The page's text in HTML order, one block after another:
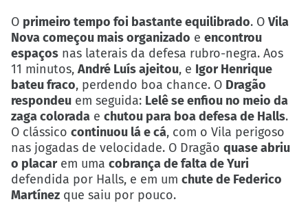
O primeiro tempo foi bastante equilibrado. O Vila
Nova começou mais organizado e encontrou
espaços nas laterais da defesa rubro-negra. Aos
11 minutos, André Luís ajeitou, e Igor Henrique
bateu fraco, perdendo boa chance. O Dragão
respondeu em seguida: Lelê se enfiou no meio da
zaga colorada e chutou para boa defesa de Halls.
O clássico continuou lá e cá, com o Vila perigoso
nas jogadas de velocidade. O Dragão quase abriu
o placarem uma cobrança de falta de Yuri
defendida por Halls, e em um chute de Federico
Martínez que saiu por pouco.